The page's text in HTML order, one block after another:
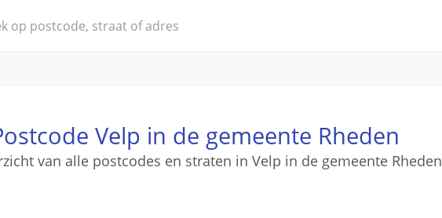
Velp in de gemeente Rheden
van alle postcodes en straten in Velp in de gemeente Rheden